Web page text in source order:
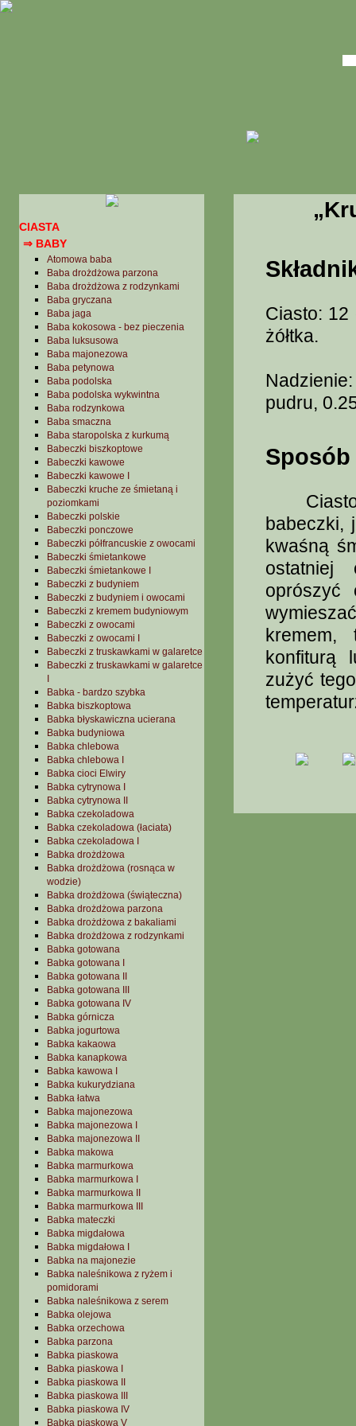
CIASTA
⇒ BABY
Atomowa baba
Baba drożdżowa parzona
Baba drożdżowa z rodzynkami
Baba gryczana
Baba jaga
Baba kokosowa - bez pieczenia
Baba luksusowa
Baba majonezowa
Baba petynowa
Baba podolska
Baba podolska wykwintna
Baba rodzynkowa
Baba smaczna
Baba staropolska z kurkumą
Babeczki biszkoptowe
Babeczki kawowe
Babeczki kawowe I
Babeczki kruche ze śmietaną i
poziomkami
Babeczki polskie
Babeczki ponczowe
Babeczki półfrancuskie z owocami
Babeczki śmietankowe
Babeczki śmietankowe I
Babeczki z budyniem
Babeczki z budyniem i owocami
Babeczki z kremem budyniowym
Babeczki z owocami
Babeczki z owocami I
Babeczki z truskawkami w galaretce
Babeczki z truskawkami w galaretce
Babka - bardzo szybka
Babka biszkoptowa
Babka błyskawiczna ucierana
Babka budyniowa
Babka chlebowa
Babka chlebowa I
Babka cioci Elwiry
Babka cytrynowa I
Babka cytrynowa II
Babka czekoladowa
Babka czekoladowa (łaciata)
Babka czekoladowa I
Babka drożdżowa
Babka drożdżowa (rosnąca w
wodzie)
Babka drożdżowa (świąteczna)
Babka drożdżowa parzona
Babka drożdżowa z bakaliami
Babka drożdżowa z rodzynkami
Babka gotowana
Babka gotowana I
Babka gotowana II
Babka gotowana III
Babka gotowana IV
Babka górnicza
Babka jogurtowa
Babka kakaowa
Babka kanapkowa
Babka kawowa I
Babka kukurydziana
Babka łatwa
Babka majonezowa
Babka majonezowa I
Babka majonezowa II
Babka makowa
Babka marmurkowa
Babka marmurkowa I
Babka marmurkowa II
Babka marmurkowa III
Babka mateczki
Babka migdałowa
Babka migdałowa I
Babka na majonezie
Babka naleśnikowa z ryżem i
pomidorami
Babka naleśnikowa z serem
Babka olejowa
Babka orzechowa
Babka parzona
Babka piaskowa
Babka piaskowa I
Babka piaskowa II
Babka piaskowa III
Babka piaskowa IV
Babka piaskowa V
Ciasto: 12
żółtka.
pudru,
Ciasto
babeczki,
kwaśną
ostatniej
kremem,
konfiturą
zużyć